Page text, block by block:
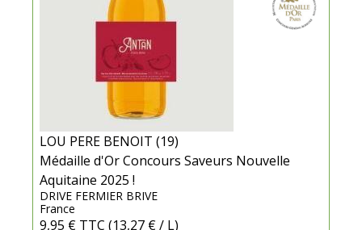
LOU PERE BENOIT (19)
Médaille d'Or Concours Saveurs Nouvelle
Aquitaine 2025 !
DRIVE FERMIER BRIVE
France
9,95 € TTC (13,27 € / L)